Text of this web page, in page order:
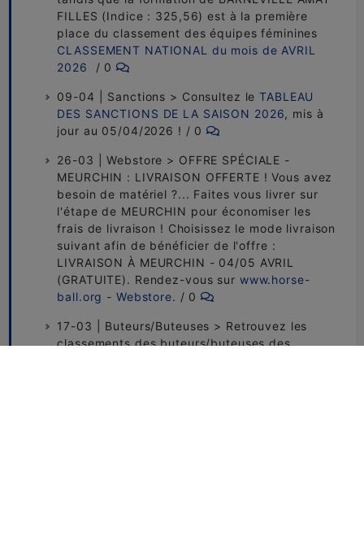
FILLES (Indice : 325,56) est à la première
place du classement des équipes féminines
CLASSEMENT NATIONAL du mois de AVRIL
2026
/ 0
09-04 | Sanctions > Consultez leTABLEAU
DES SANCTIONS DE LA SAISON 2026, mis à
jour au 05/04/2026 ! / 0
26-03 | Webstore > OFFRE SPÉCIALE -
MEURCHIN : LIVRAISON OFFERTE ! Vous avez
besoin de matériel ?... Faites vous livrer sur
l'étape de MEURCHIN pour économiser les
frais de livraison ! Choisissez le mode livraison
suivant afin de bénéficier de l'offre :
LIVRAISON À MEURCHIN - 04/05 AVRIL
(GRATUITE). Rendez-vous sur www.horse-
ball.org - Webstore. / 0
17-03 | Buteurs/Buteuses > Retrouvez les
classements des buteurs/buteuses des